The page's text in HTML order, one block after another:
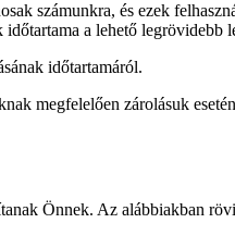
számunkra, és ezek
időtartama a lehető legrövidebb
időtartamáról.
megfelelően zárolásuk
Önnek. Az alábbiakban